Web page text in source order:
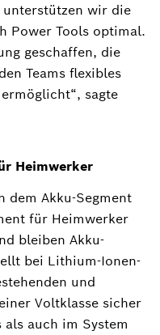
unterstützen wir die
Power Tools optimal.
geschaffen, die
Teams flexibles
sagte
Heimwerker
dem Akku-Segment
für Heimwerker
bleiben Akku-
bei Lithium-Ionen-
und
Voltklasse sicher
auch im System